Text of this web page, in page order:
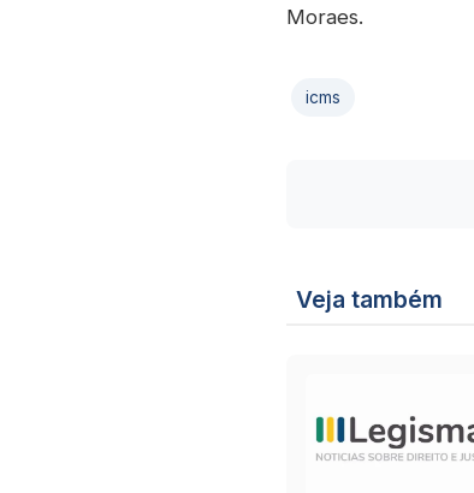
Moraes.
icms
Veja também